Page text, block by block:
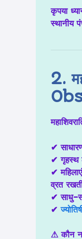
कृपया
स्थानीय
2.
✔
✔गृहस्थ
✔
व्रत
✔साधु-
✔
⚠कौन